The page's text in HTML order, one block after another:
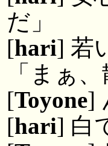
だ」
[hari] 若
「まぁ
[Toyone]
[hari] 白